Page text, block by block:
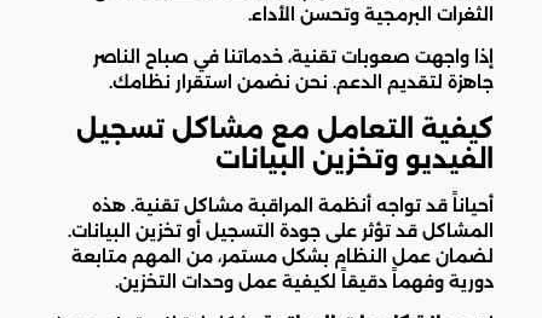
الثغرات البرمجية وتحسن الأداء.
إذا واجهت صعوبات تقنية، خدماتنا في صباح الناصر
جاهزة لتقديم الدعم. نحن نضمن استقرار نظامك.
كيفية التعامل مع مشاكل تسجيل
الفيديو وتخزين البيانات
أحياناً قد تواجه أنظمة المراقبة مشاكل تقنية. هذه
المشاكل قد تؤثر على جودة التسجيل أو تخزين البيانات.
لضمان عمل النظام بشكل مستمر، من المهم متابعة
دورية وفهماً دقيقاً لكيفية عمل وحدات التخزين.